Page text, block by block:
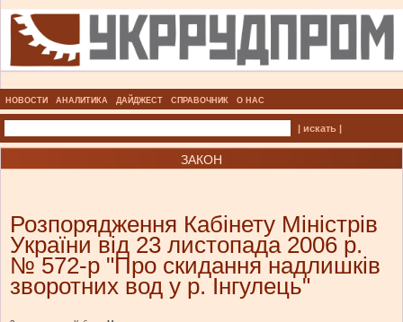
НОВОСТИ АНАЛИТИКА ДАЙДЖЕСТ СПРАВОЧНИК О НАС
| искать |
ЗАКОН
Розпорядження Кабінету Міністрів
України від 23 листопада 2006 р.
№ 572-р "Про скидання надлишків
зворотних вод у р. Інгулець"